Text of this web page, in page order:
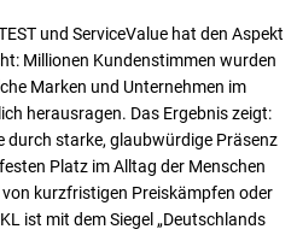
und ServiceValue hat den Aspekt
Millionen Kundenstimmen wurden
Marken und Unternehmen im
herausragen. Das Ergebnis zeigt:
durch starke, glaubwürdige Präsenz
Platz im Alltag der Menschen
kurzfristigen Preiskämpfen oder
ist mit dem Siegel „Deutschlands